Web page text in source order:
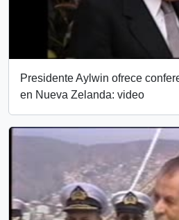
Presidente Aylwin ofrece
en Nueva Zelanda: video